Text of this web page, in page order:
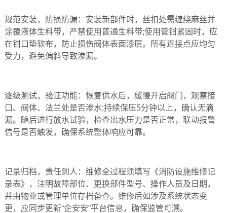
规范安装，防损防漏‌：安装新部件时，丝扣处需缠绕麻丝并
涂覆液体生料带，严禁使用普通生料带;使用管钳紧固时，应
在钳口垫软布，防止损伤阀体表面漆层。所有连接点应均匀
受力，避免偏斜导致渗漏。
逐级测试，验证功能‌：恢复供水后，缓慢开启阀门，观察接
口、阀体、法兰处是否渗水;持续保压5分钟以上，确认无滴
漏。随后进行放水试验，检查出水压力是否正常，联动报警
信号是否触发，确保系统整体响应可靠。
记录归档，责任到人‌：维修全过程须填写《消防设施维修记
录表》，注明故障部位、更换部件型号、操作人员及日期，
并由物业或管理单位存档备查。维修后如涉及系统状态变
更，应同步更新“企安安”平台信息，确保监管可溯。